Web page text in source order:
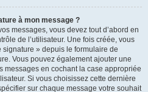
à mon message ?
messages, vous devez tout d’abord en
de l’utilisateur. Une fois créée, vous
» depuis le formulaire de
Vous pouvez également ajouter une
messages en cochant la case appropriée
Si vous choisissez cette dernière
sur chaque message votre souhait